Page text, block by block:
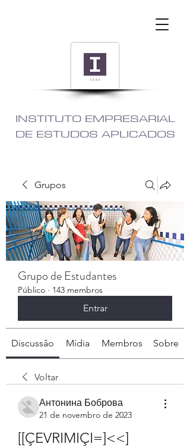
INSTITUTO EMPRESARIAL
DE ESTUDOS APLICADOS
Grupos
Grupo de Estudantes
Público · 143 membros
Entrar
Discussão Mídia Membros Sobre
Voltar
Антонина Боброва
21 de novembro de 2023
[[ÇEVRIMIÇI=]<<]